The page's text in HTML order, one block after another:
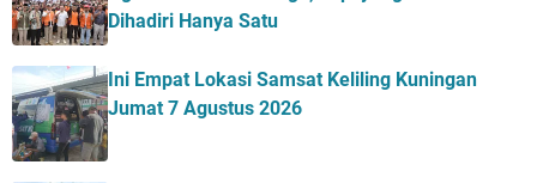
Dihadiri Hanya Satu
Ini Empat Lokasi Samsat Keliling Kuningan
Jumat 7 Agustus 2026